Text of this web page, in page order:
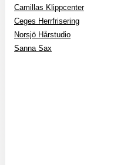
Camillas Klippcenter
Ceges Herrfrisering
Norsjö Hårstudio
Sanna Sax